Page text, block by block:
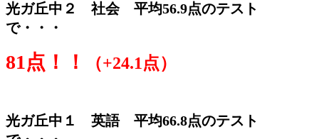
光ガ丘中２ 社会 平均56.9点のテスト
で・・・
81点！！ （+24.1点）
光ガ丘中１ 英語 平均66.8点のテスト